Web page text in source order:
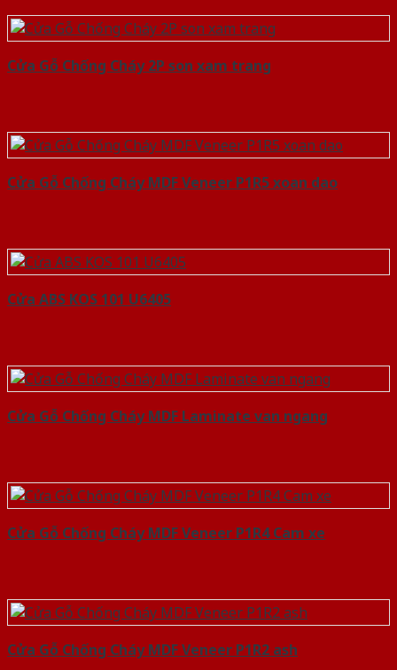
Cửa Gỗ Chống Cháy 2P son xam trang
Cửa Gỗ Chống Cháy MDF Veneer P1R5 xoan dao
Cửa ABS KOS 101 U6405
Cửa Gỗ Chống Cháy MDF Laminate van ngang
Cửa Gỗ Chống Cháy MDF Veneer P1R4 Cam xe
Cửa Gỗ Chống Cháy MDF Veneer P1R2 ash